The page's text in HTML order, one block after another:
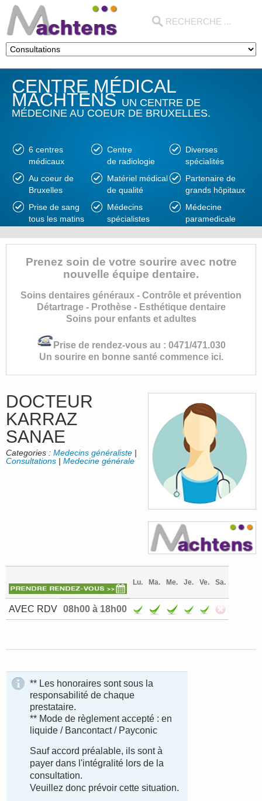
CENTRE MÉDICAL
MACHTENSUN CENTRE DE
MÉDECINE AU COEUR DE BRUXELLES.
6 centres
médicaux
Au coeur de
Bruxelles
Prise de sang
tous les matins
Centre
de radiologie
Matériel médical
de qualité
Médecins
spécialistes
Diverses
spécialités
Partenaire de
grands hôpitaux
Médecine
paramedicale
Prenez soin de votre sourire avec notre
nouvelle équipe dentaire.
Soins dentaires généraux - Contrôle et prévention
Détartrage - Prothèse - Esthétique dentaire
Soins pour enfants et adultes
Prise de rendez-vous au : 0471/471.030
Un sourire en bonne santé commence ici.
DOCTEUR
KARRAZ
SANAE
Categories : Medecins généraliste |
Consultations | Medecine générale
Lu. Ma. Me. Je. Ve. Sa.
AVEC RDV 08h00 à 18h00
** Les honoraires sont sous la
responsabilité de chaque
prestataire.
** Mode de règlement accepté : en
liquide / Bancontact / Payconic
Sauf accord préalable, ils sont à
payer dans l'intégralité lors de la
consultation.
Veuillez donc prévoir cette situation.